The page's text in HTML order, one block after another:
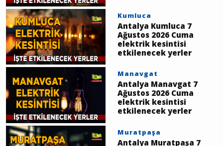
Kumluca
Antalya Kumluca 7
Ağustos 2026 Cuma
elektrik kesintisi
etkilenecek yerler
Manavgat
Antalya Manavgat 7
Ağustos 2026 Cuma
elektrik kesintisi
etkilenecek yerler
Muratpaşa
Antalya Muratpaşa 7